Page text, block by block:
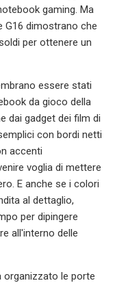
gaming. Ma
G16 dimostrano che
per ottenere un
essere stati
da gioco della
dai gadget dei film di
con bordi netti
accenti
voglia di mettere
E anche se i colori
al dettaglio,
per dipingere
all'interno delle
organizzato le porte